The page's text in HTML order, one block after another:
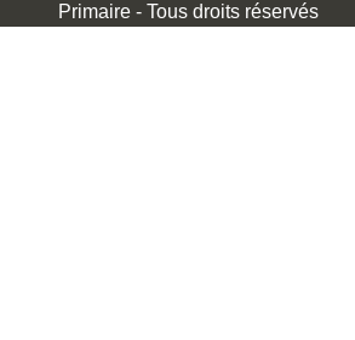
Primaire - Tous droits réservés